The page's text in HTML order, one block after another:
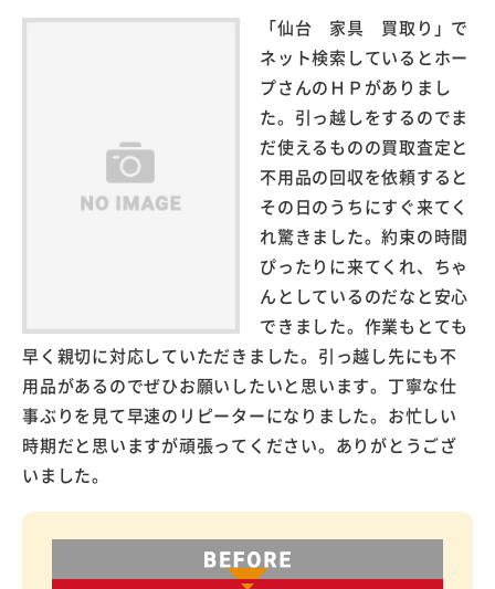
「仙台 家具 買取り」で
ネット検索しているとホー
プさんのＨＰがありまし
た。引っ越しをするのでま
だ使えるものの買取査定と
不用品の回収を依頼すると
その日のうちにすぐ来てく
れ驚きました。約束の時間
ぴったりに来てくれ、ちゃ
んとしているのだなと安心
できました。作業もとても
早く親切に対応していただきました。引っ越し先にも不
用品があるのでぜひお願いしたいと思います。丁寧な仕
事ぶりを見て早速のリピーターになりました。お忙しい
時期だと思いますが頑張ってください。ありがとうござ
いました。